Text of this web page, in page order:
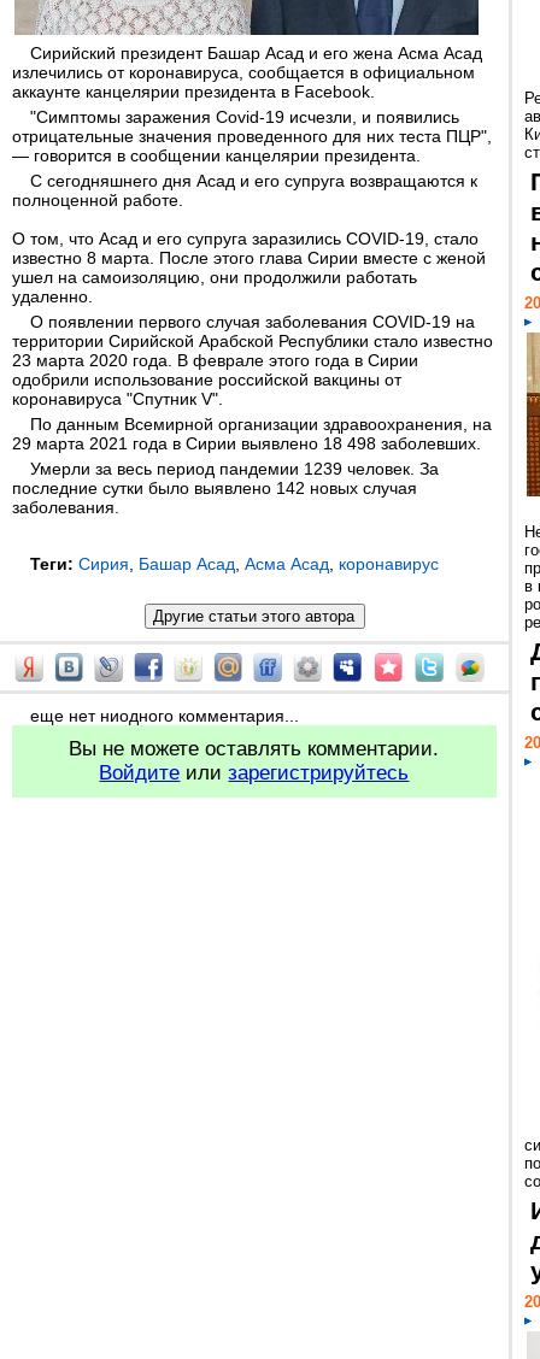
Сирийский президент Башар Асад и его жена Асма Асад
излечились от коронавируса, сообщается в официальном
аккаунте канцелярии президента в Facebook.
"Симптомы заражения Covid-19 исчезли, и появились
отрицательные значения проведенного для них теста ПЦР",
— говорится в сообщении канцелярии президента.
С сегодняшнего дня Асад и его супруга возвращаются к
полноценной работе.
О том, что Асад и его супруга заразились COVID-19, стало
известно 8 марта. После этого глава Сирии вместе с женой
ушел на самоизоляцию, они продолжили работать
удаленно.
О появлении первого случая заболевания СOVID-19 на
территории Сирийской Арабской Республики стало известно
23 марта 2020 года. В феврале этого года в Сирии
одобрили использование российской вакцины от
коронавируса "Спутник V".
По данным Всемирной организации здравоохранения, на
29 марта 2021 года в Сирии выявлено 18 498 заболевших.
Умерли за весь период пандемии 1239 человек. За
последние сутки было выявлено 142 новых случая
заболевания.
Теги: Сирия Башар Асад Асма Асад коронавирус
еще нет ниодного комментария...
Вы не можете оставлять комментарии.
Войдите илизарегистрируйтесь
в